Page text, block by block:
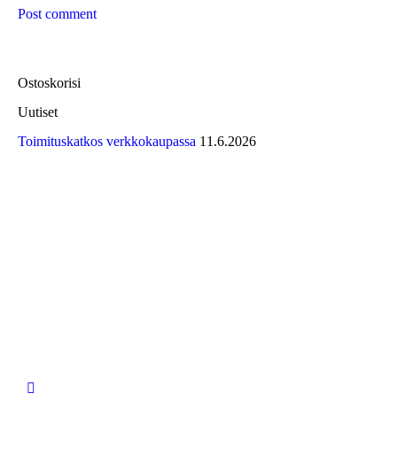
Post comment
Ostoskorisi
Uutiset
Toimituskatkos verkkokaupassa 11.6.2026